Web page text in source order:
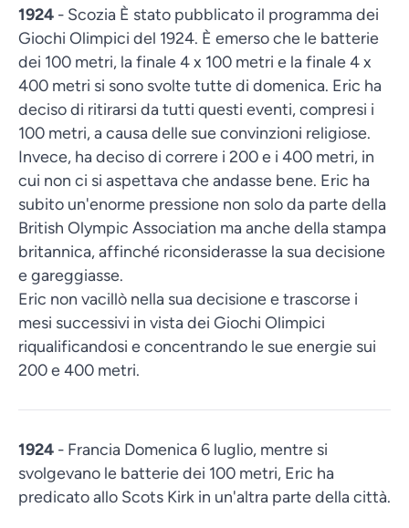
1924 - Scozia È stato pubblicato il programma dei
Giochi Olimpici del 1924. È emerso che le batterie
dei 100 metri, la finale 4 x 100 metri e la finale 4 x
400 metri si sono svolte tutte di domenica. Eric ha
deciso di ritirarsi da tutti questi eventi, compresi i
100 metri, a causa delle sue convinzioni religiose.
Invece, ha deciso di correre i 200 e i 400 metri, in
cui non ci si aspettava che andasse bene. Eric ha
subito un'enorme pressione non solo da parte della
British Olympic Association ma anche della stampa
britannica, affinché riconsiderasse la sua decisione
e gareggiasse.
Eric non vacillò nella sua decisione e trascorse i
mesi successivi in vista dei Giochi Olimpici
riqualificandosi e concentrando le sue energie sui
200 e 400 metri.
1924 - Francia Domenica 6 luglio, mentre si
svolgevano le batterie dei 100 metri, Eric ha
predicato allo Scots Kirk in un'altra parte della città.